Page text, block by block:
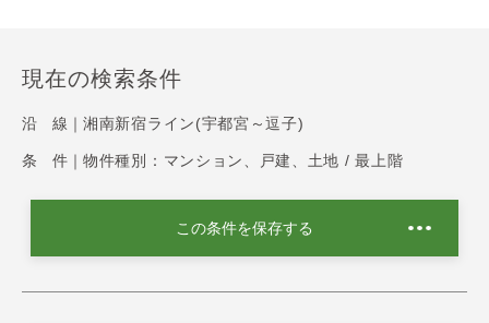
現在の検索条件
沿 線｜ 湘南新宿ライン(宇都宮～逗子)
条 件｜ 物件種別：マンション、戸建、土地 / 最上階
この条件を保存する